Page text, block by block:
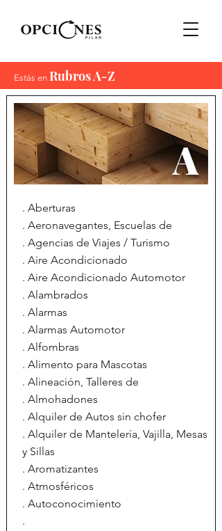
Estás en Rubros A-Z
A
. Aberturas
. Aeronavegantes, Escuelas de
. Agencias de Viajes / Turismo
. Aire Acondicionado
. Aire Acondicionado Automotor
. Alambrados
. Alarmas
. Alarmas Automotor
. Alfombras
. Alimento para Mascotas
. Alineación, Talleres de
. Almohadones
. Alquiler de Autos sin chofer
. Alquiler de Mantelería, Vajilla, Mesas
y Sillas
. Aromatizantes
. Atmosféricos
. Autoconocimiento
.